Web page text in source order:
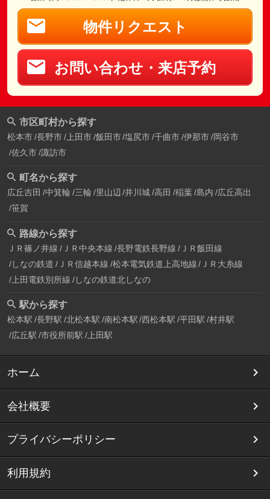
物件リクエスト
お問い合わせ・来店予約
市区町村から探す
松本市 長野市 上田市 飯田市 塩尻市 千曲市 伊那市 岡谷市
佐久市 諏訪市
町名から探す
広丘吉田 中箕輪 三輪 里山辺 井川城 高田 稲葉 島内 広丘高出
笹賀
路線から探す
ＪＲ篠ノ井線 ＪＲ中央本線 長野電鉄長野線 ＪＲ飯田線
しなの鉄道 ＪＲ信越本線 松本電気鉄道上高地線
ＪＲ大糸線
上田電鉄別所線 しなの鉄道北しなの
駅から探す
松本駅 長野駅 北松本駅 南松本駅 西松本駅 平田駅 村井駅
広丘駅 市役所前駅 上田駅
ホーム
会社概要
プライバシーポリシー
利用規約